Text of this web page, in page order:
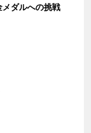
ダルへの挑戦